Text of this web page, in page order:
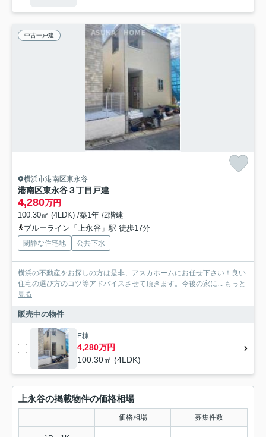
中古一戸建
横浜市港南区東永谷
港南区東永谷３丁目戸建
4,280万円
100.30㎡ (4LDK) /築1年 /2階建
ブルーライン「上永谷」駅 徒歩17分
閑静な住宅地 公共下水
横浜の不動産をお探しの方は是非、アスカホームにお任せ下さい！良い
住宅の選び方のコツ等アドバイスさせて頂きます。今後の家に... もっと
見る
販売中の物件
E棟
4,280万円
100.30㎡ (4LDK)
上永谷の掲載物件の価格相場
価格相場 募集件数